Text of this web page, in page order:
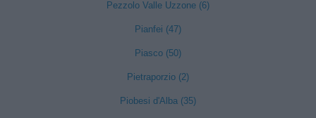
Pezzolo Valle Uzzone (6)
Pianfei (47)
Piasco (50)
Pietraporzio (2)
Piobesi d'Alba (35)